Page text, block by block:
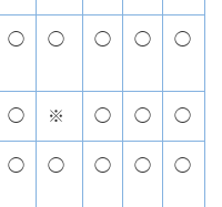
◯ ◯ ◯ ◯ ◯
◯ ※ ◯ ◯ ◯
◯ ◯ ◯ ◯ ◯